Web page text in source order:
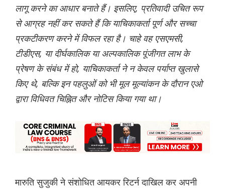
लागू करने का आधार बनाते हैं। इसलिए, प्रतिवादी उचित रूप
से आग्रह नहीं कर सकते हैं कि याचिकाकर्ता पूर्ण और सच्चा
प्रकटीकरण करने में विफल रहा है। चाहे वह एसएमसी,
टीडीएस, या दीर्घकालिक या अल्पकालिक पूंजीगत लाभ के
प्रेषण के संबंध में हो, याचिकाकर्ता ने न केवल पर्याप्त खुलासे
किए थे, बल्कि इन पहलुओं को भी मूल मूल्यांकन के दौरान एओ
द्वारा विधिवत चिह्नित और नोटिस किया गया था।
मारुति सुजुकी ने संशोधित आयकर रिटर्न दाखिल कर अपनी